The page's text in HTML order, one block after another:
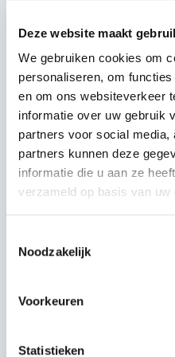
Deze website maakt
We gebruiken cookies om
personaliseren, om
en om ons websiteverkeer
informatie over uw gebruik
partners voor social
partners kunnen deze
informatie die u aan ze
verzameld op basis van
Noodzakelijk
Voorkeuren
Statistieken
2x